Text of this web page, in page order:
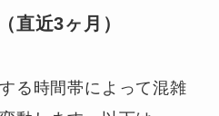
直近3ヶ月）
る時間帯によって混雑